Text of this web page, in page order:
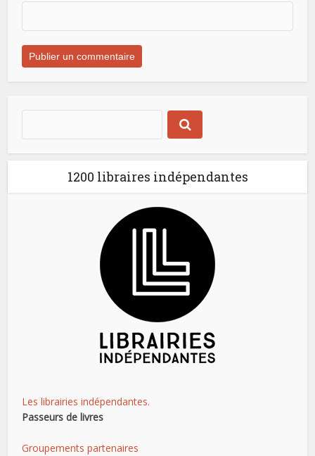
1200 libraires indépendantes
Les librairies indépendantes.
Passeurs de livres
Groupements partenaires